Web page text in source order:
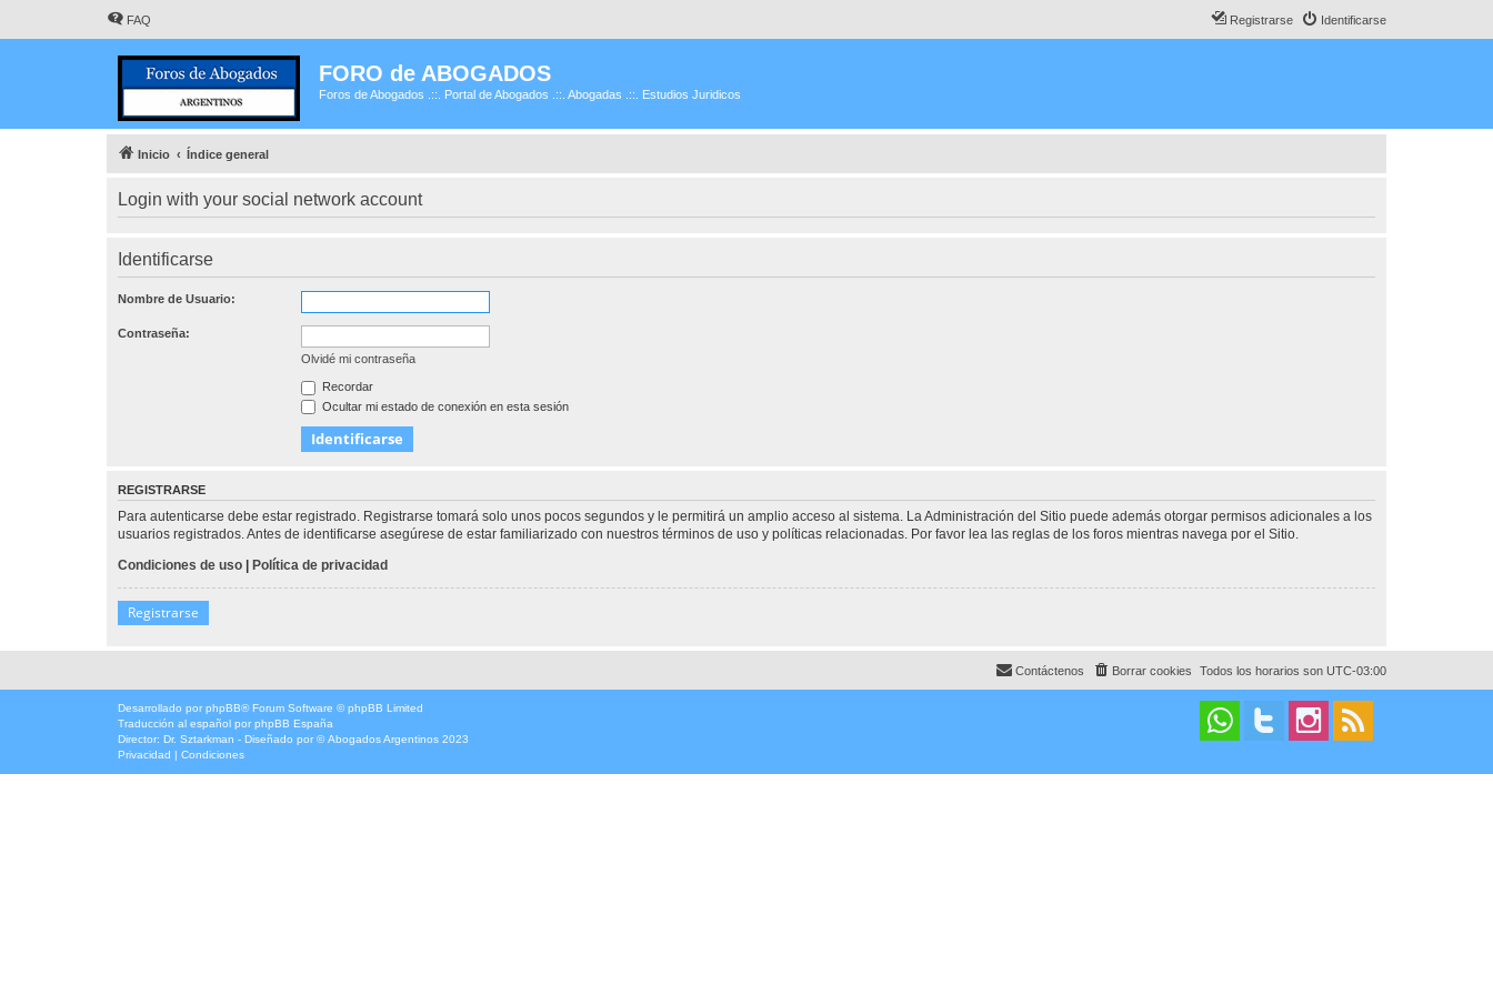
FAQ Identificarse
Registrarse
FORO de ABOGADOS
Foros de Abogados .::. Portal de Abogados .::. Abogadas .::. Estudios Juridicos
Inicio Índice general
Login with your social network account
Identificarse
Nombre de Usuario:
Contraseña:
Olvidé mi contraseña
Recordar
Ocultar mi estado de conexión en esta sesión
REGISTRARSE
Para autenticarse debe estar registrado. Registrarse tomará solo unos pocos segundos y le permitirá un amplio acceso al sistema. La Administración del Sitio puede además otorgar permisos adicionales a los
usuarios registrados. Antes de identificarse asegúrese de estar familiarizado con nuestros términos de uso y políticas relacionadas. Por favor lea las reglas de los foros mientras navega por el Sitio.
Condiciones de uso | Política de privacidad
Registrarse
Todos los horarios son UTC-03:00
Borrar cookies
Contáctenos
Desarrollado por phpBB® Forum Software © phpBB Limited
Traducción al español por phpBB España
Director: Dr. Sztarkman - Diseñado por ©Abogados Argentinos 2023
Privacidad | Condiciones